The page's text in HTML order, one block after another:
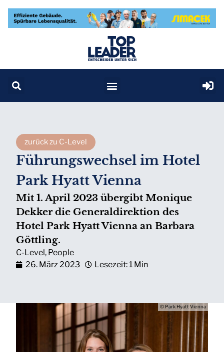
zurück zu C-Level
Führungswechsel im Hotel
Park Hyatt Vienna
Mit 1. April 2023 übergibt Monique
Dekker die Generaldirektion des
Hotel Park Hyatt Vienna an Barbara
Göttling.
C-Level, People
26. März 2023
Lesezeit: 1 Min
© Park Hyatt Vienna